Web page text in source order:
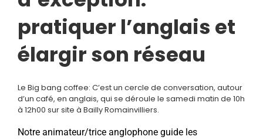
pratiquer l’anglais et
élargir son réseau
Le Big bang coffee: C’est un cercle de conversation, autour
d’un café, en anglais, qui se déroule le samedi matin de 10h
à 12h00 sur site à Bailly Romainvilliers.
Notre animateur/trice anglophone guide les